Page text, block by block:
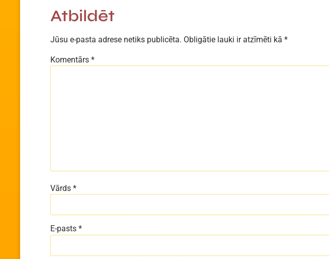
Atbildēt
Jūsu e-pasta adrese netiks publicēta. Obligātie lauki ir atzīmēti kā *
Komentārs *
Vārds *
E-pasts *